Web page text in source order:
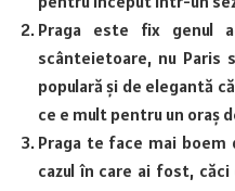
Praga este fix genul
scânteietoare, nu Paris
populară și de elegantă
ce e mult pentru un oraș
Praga te face mai
cazul în care ai fost,